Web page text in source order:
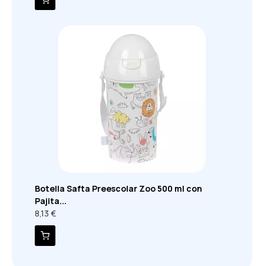
Botella Safta Preescolar Zoo 500 ml con
Pajita...
8,13 €